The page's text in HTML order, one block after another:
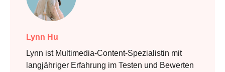
Lynn Hu
Lynn ist Multimedia-Content-Spezialistin mit
langjähriger Erfahrung im Testen und Bewerten